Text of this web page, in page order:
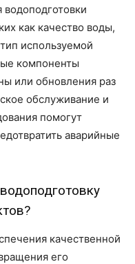
как качество воды,
используемой
компоненты
или обновления раз
обслуживание и
помогут
аварийные
качественной
его